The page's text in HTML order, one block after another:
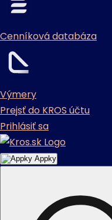
Cenníková databáza
Výmery
Prejsť do KROS účtu
Prihlásiť sa
Appky